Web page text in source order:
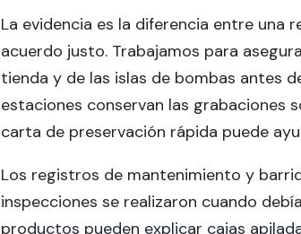
La evidencia es la diferencia entre una
acuerdo justo. Trabajamos para
tienda y de las islas de bombas antes
estaciones conservan las grabaciones
carta de preservación rápida puede
Los registros de mantenimiento y
inspecciones se realizaron cuando
productos pueden explicar cajas